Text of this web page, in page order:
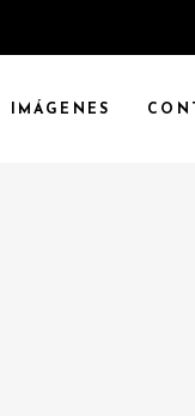
IMÁGENES